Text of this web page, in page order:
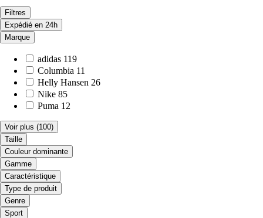
Filtres
Expédié en 24h
Marque
adidas 119
Columbia 11
Helly Hansen 26
Nike 85
Puma 12
Voir plus (100)
Taille
Couleur dominante
Gamme
Caractéristique
Type de produit
Genre
Sport